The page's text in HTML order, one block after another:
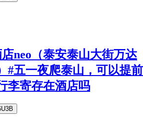
neo（泰安泰山大街万达
#五一夜爬泰山，可以提前
李寄存在酒店吗